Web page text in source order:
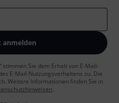
anmelden
stimmen Sie dem Erhalt von E-Mail-
E-Mail-Nutzungsverhaltens zu. Die
Weitere Informationen finden Sie in
.